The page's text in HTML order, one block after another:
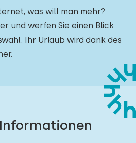
was will man mehr?
und werfen Sie einen Blick
Ihr Urlaub wird dank des